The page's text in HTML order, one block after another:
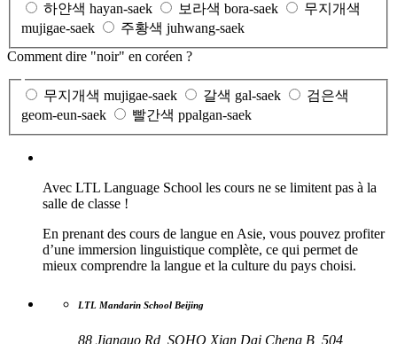
하얀색 hayan-saek 보라색 bora-saek
무지개색
mujigae-saek
주황색 juhwang-saek
Comment dire "noir" en coréen ?
무지개색 mujigae-saek 갈색 gal-saek
검은색
geom-eun-saek
빨간색 ppalgan-saek
Avec LTL Language School les cours ne se limitent pas à la
salle de classe !
En prenant des cours de langue en Asie, vous pouvez profiter
d’une immersion linguistique complète, ce qui permet de
mieux comprendre la langue et la culture du pays choisi.
LTL Mandarin School Beijing
88 Jianguo Rd, SOHO Xian Dai Cheng B, 504